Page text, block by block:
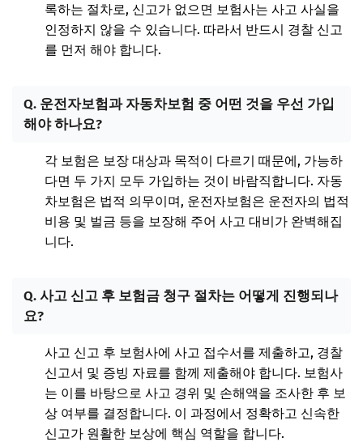
록하는 절차로, 신고가 없으면 보험사는 사고 사실을
인정하지 않을 수 있습니다. 따라서 반드시 경찰 신고
를 먼저 해야 합니다.
Q. 운전자보험과 자동차보험 중 어떤 것을 우선 가입
해야 하나요?
각 보험은 보장 대상과 목적이 다르기 때문에, 가능하
다면 두 가지 모두 가입하는 것이 바람직합니다. 자동
차보험은 법적 의무이며, 운전자보험은 운전자의 법적
비용 및 벌금 등을 보장해 주어 사고 대비가 완벽해집
니다.
Q. 사고 신고 후 보험금 청구 절차는 어떻게 진행되나
요?
사고 신고 후 보험사에 사고 접수서를 제출하고, 경찰
신고서 및 증빙 자료를 함께 제출해야 합니다. 보험사
는 이를 바탕으로 사고 경위 및 손해액을 조사한 후 보
상 여부를 결정합니다. 이 과정에서 정확하고 신속한
신고가 원활한 보상에 핵심 역할을 합니다.